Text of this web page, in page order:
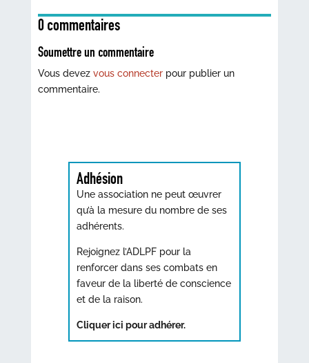
0 commentaires
Soumettre un commentaire
Vous devez vous connecterpour publier un
commentaire.
Adhésion
Une association ne peut œuvrer
qu’à la mesure du nombre de ses
adhérents.
Rejoignez l’ADLPF pour la
renforcer dans ses combats en
faveur de la liberté de conscience
et de la raison.
Cliquer ici pour adhérer.